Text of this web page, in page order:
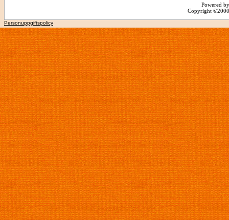
Powered
Copyright
Personuppgiftspolicy